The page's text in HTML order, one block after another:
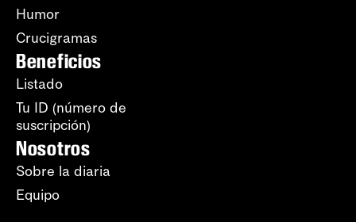
Humor
Crucigramas
Beneficios
Listado
Tu ID (número de
suscripción)
Nosotros
Sobre la diaria
Equipo